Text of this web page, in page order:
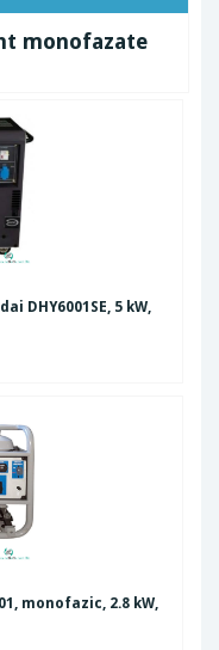
monofazate
DHY6001SE, 5 kW,
monofazic, 2.8 kW,